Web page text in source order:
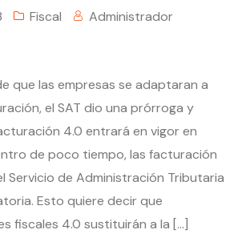
Fiscal
Administrador
que las empresas se adaptaran a
el SAT dio una prórroga y
4.0 entrará en vigor en
de poco tiempo, las facturación
Servicio de Administración Tributaria
Esto quiere decir que
fiscales 4.0 sustituirán a la […]